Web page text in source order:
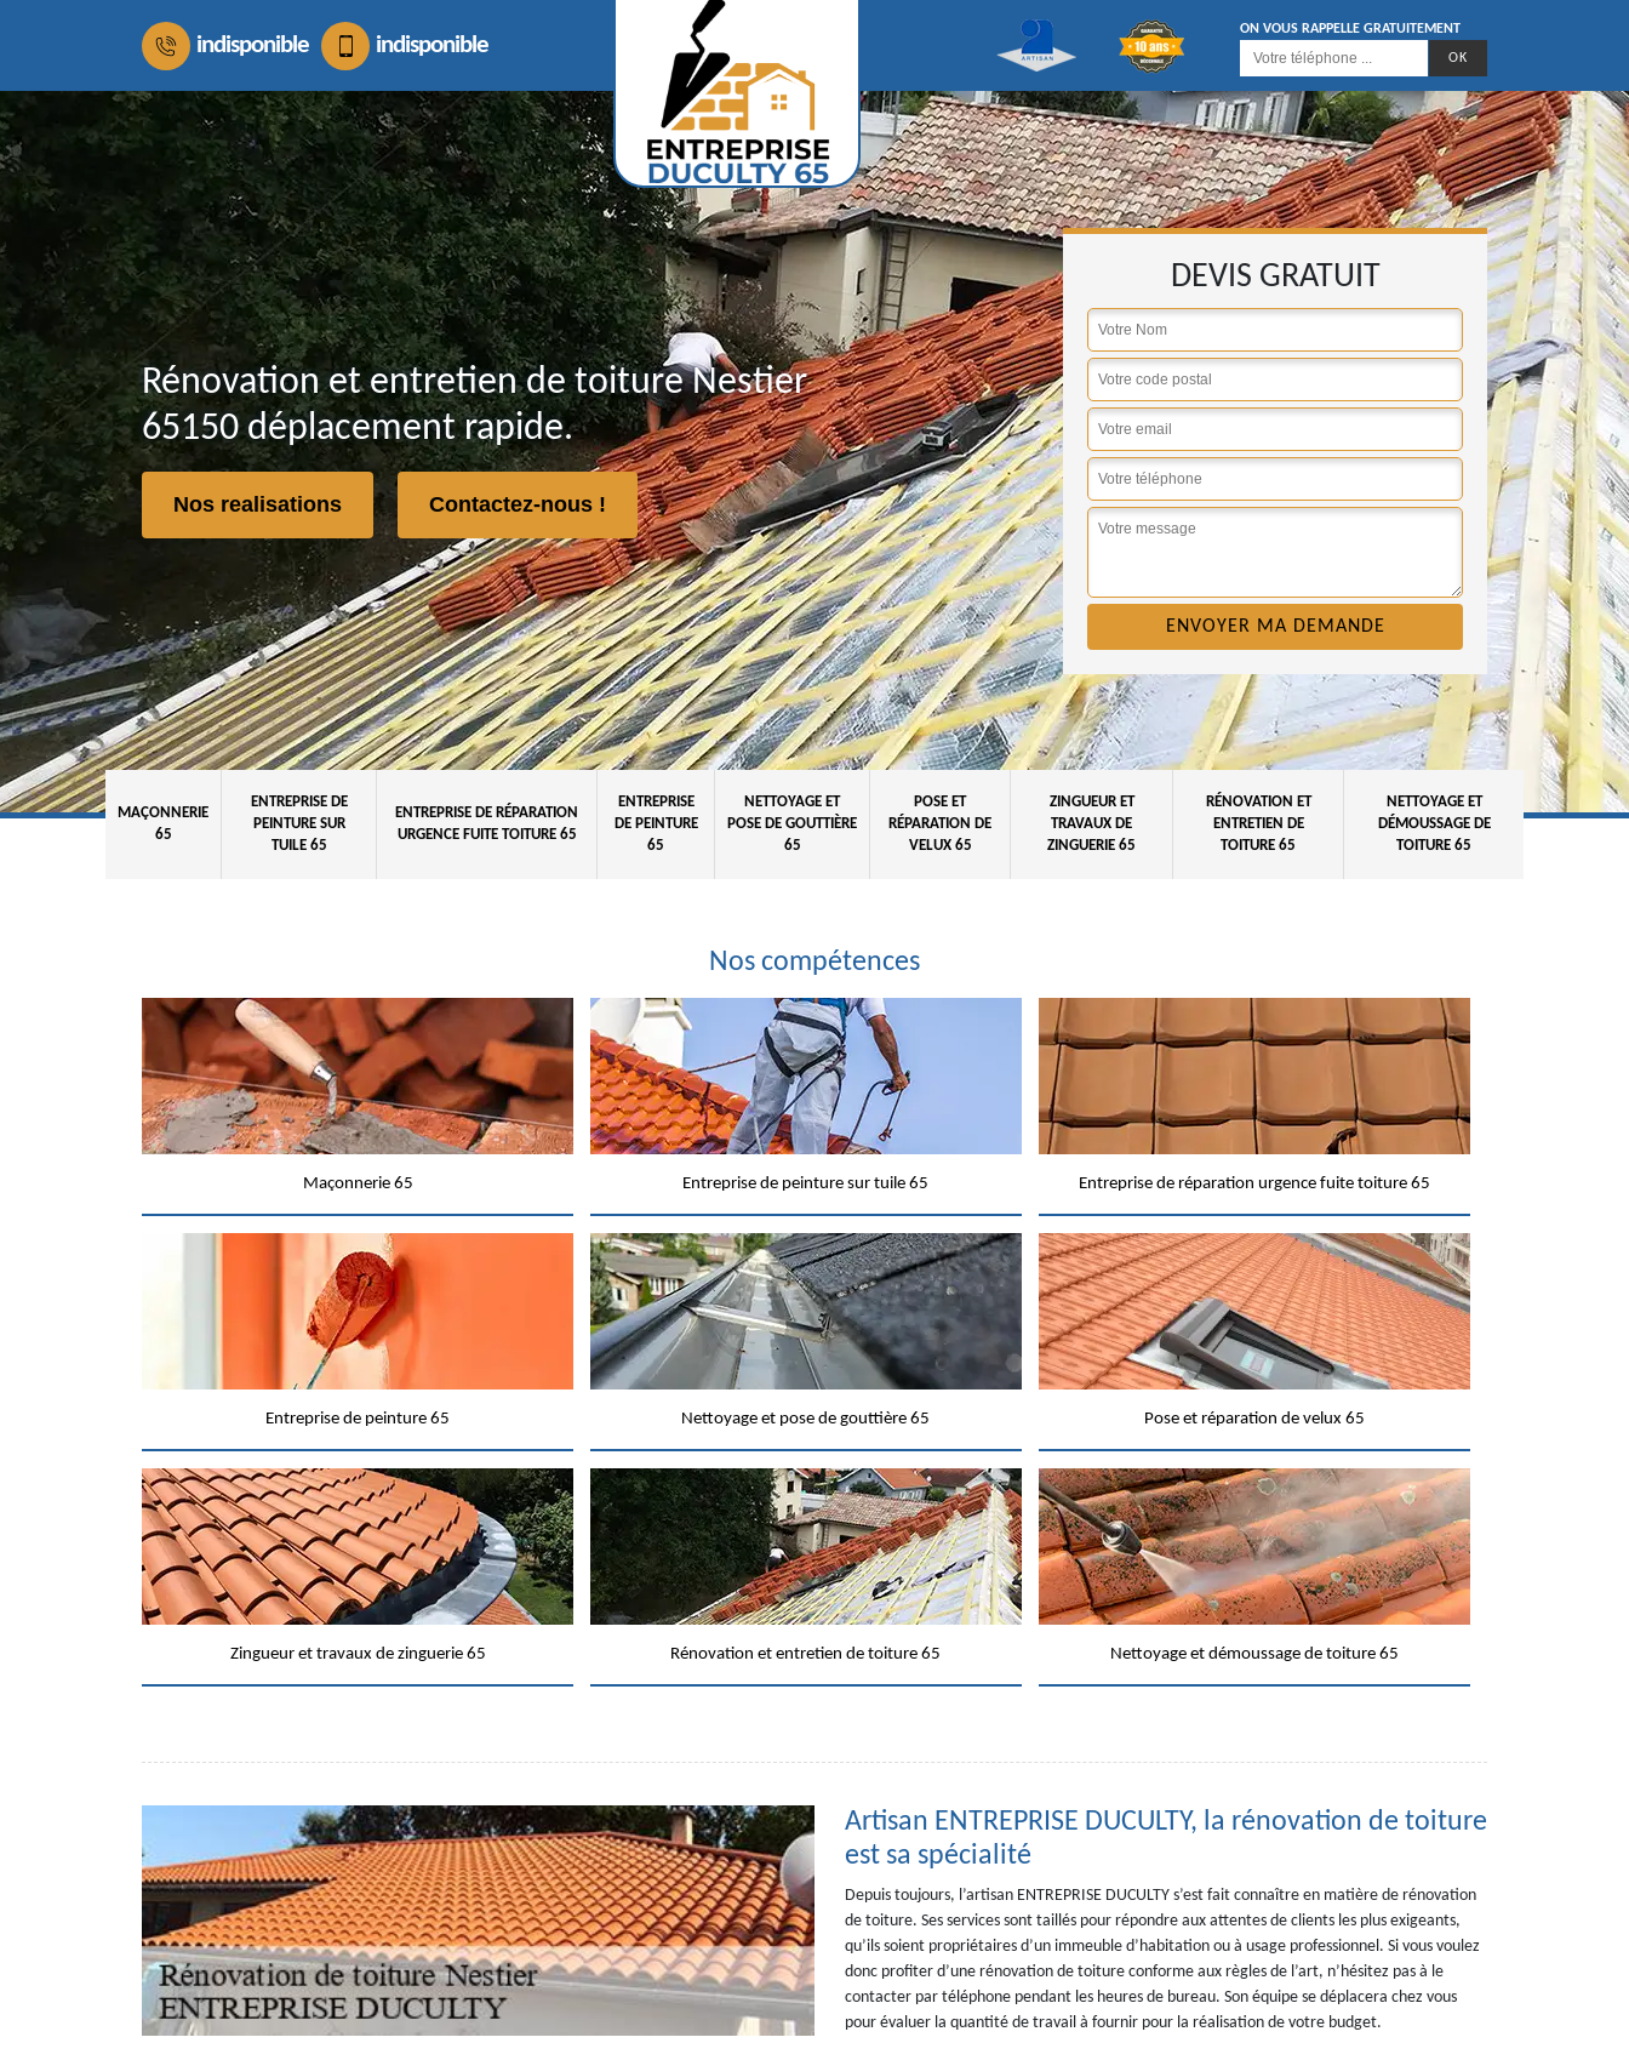
indisponible indisponible
ON VOUS RAPPELLE GRATUITEMENT
Rénovation et entretien de toiture Nestier
65150 déplacement rapide.
Nos realisations Contactez-nous !
DEVIS GRATUIT
MAÇONNERIE
65
ENTREPRISE DE
PEINTURE SUR
TUILE 65
ENTREPRISE DE RÉPARATION
URGENCE FUITE TOITURE 65
ENTREPRISE
DE PEINTURE
65
NETTOYAGE ET
POSE DE GOUTTIÈRE
65
POSE ET
RÉPARATION DE
VELUX 65
ZINGUEUR ET
TRAVAUX DE
ZINGUERIE 65
RÉNOVATION ET
ENTRETIEN DE
TOITURE 65
NETTOYAGE ET
DÉMOUSSAGE DE
TOITURE 65
Nos compétences
Maçonnerie 65 Entreprise de peinture sur tuile 65 Entreprise de réparation urgence fuite toiture 65
Entreprise de peinture 65 Nettoyage et pose de gouttière 65 Pose et réparation de velux 65
Zingueur et travaux de zinguerie 65 Rénovation et entretien de toiture 65 Nettoyage et démoussage de toiture 65
Artisan ENTREPRISE DUCULTY, la rénovation de toiture
est sa spécialité
Depuis toujours, l’artisan ENTREPRISE DUCULTY s’est fait connaître en matière de rénovation
de toiture. Ses services sont taillés pour répondre aux attentes de clients les plus exigeants,
qu’ils soient propriétaires d’un immeuble d’habitation ou à usage professionnel. Si vous voulez
donc profiter d’une rénovation de toiture conforme aux règles de l’art, n’hésitez pas à le
contacter par téléphone pendant les heures de bureau. Son équipe se déplacera chez vous
pour évaluer la quantité de travail à fournir pour la réalisation de votre budget.